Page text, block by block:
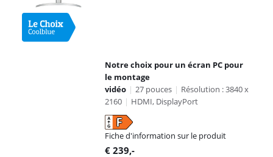
Notre choix pour un écran PC pour
le montage
vidéo | 27 pouces | Résolution : 3840 x
2160 | HDMI, DisplayPort
Fiche d'information sur le produit
s'ouvre dans un nouvel onglet
€ 239,-